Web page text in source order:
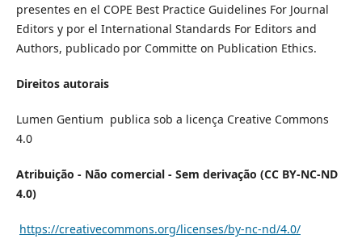
presentes en el COPE Best Practice Guidelines For Journal
Editors y por el International Standards For Editors and
Authors, publicado por Committe on Publication Ethics.
Direitos autorais
Lumen Gentium publica sob a licença Creative Commons
4.0
Atribuição - Não comercial - Sem derivação (CC BY-NC-ND
4.0)
https://creativecommons.org/licenses/by-nc-nd/4.0/